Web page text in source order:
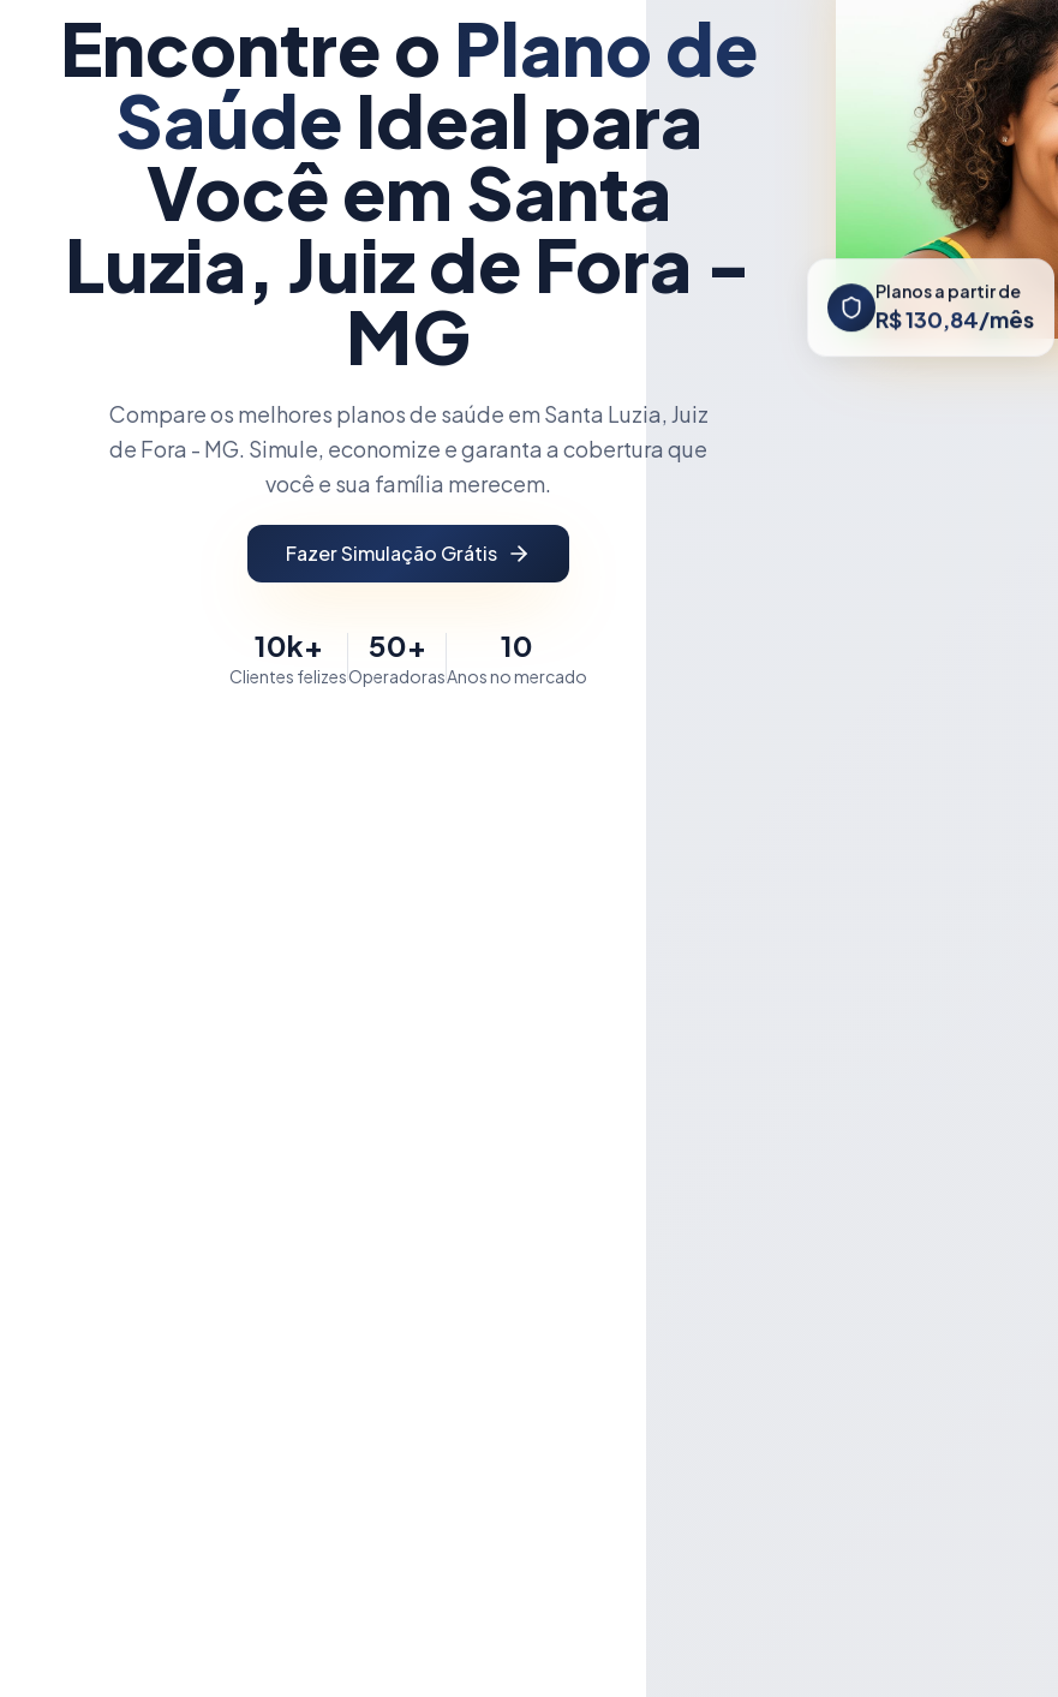
Encontre o Plano de
Saúde Ideal para
Vocêem Santa
Luzia, Juiz de Fora -
MG
Compare os melhores planos de saúde em Santa Luzia, Juiz
de Fora - MG. Simule, economize e garanta a cobertura que
você e sua família merecem.
Fazer Simulação Grátis
10k+
Clientes felizes
50+
Operadoras
10
Anos no mercado
Planos a partir de
R$ 130,84/mês